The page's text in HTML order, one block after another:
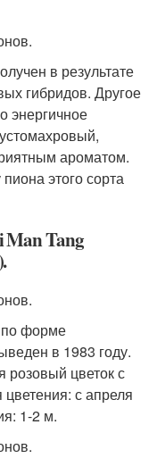
в результате
гибридов. Другое
энергичное
ароматом.
этого сорта
Man Tang
по форме
в 1983 году.
розовый цветок с
с апреля
1-2 м.